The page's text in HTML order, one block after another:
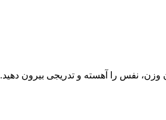
نفس را آهسته و تدریجی بیرون دهید.